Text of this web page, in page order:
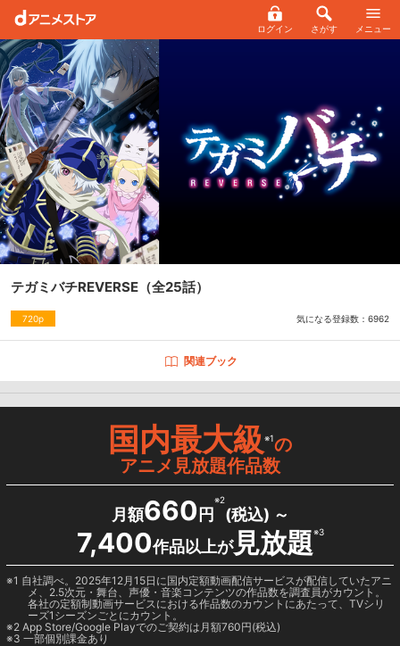
ログイン さがす メニュー
テガミバチREVERSE （全25話）
720p 気になる登録数： 6962
関連ブック
国内最大級※1の
アニメ見放題作品数
月額660 円
※2
(税込) ～
7,400作品以上が見放題※3
1 自社調べ。2025年12月15日に国内定額動画配信サービスが配信していたアニ
メ、2.5次元・舞台、声優・音楽コンテンツの作品数を調査員がカウント。
各社の定額制動画サービスにおける作品数のカウントにあたって、TVシリ
ーズ1シーズンごとにカウント。
2 App Store/Google Playでのご契約は月額760円(税込)
3 一部個別課金あり